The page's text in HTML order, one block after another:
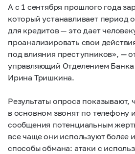
А с 1 сентября прошлого года
который устанавливает период
для кредитов — это дает
проанализировать свои
под влияния преступников», —
управляющий Отделением
Ирина Тришкина.
Результаты опроса показывают,
в основном звонят по
сообщения потенциальным
все чаще они используют более
способы обмана: атаки с